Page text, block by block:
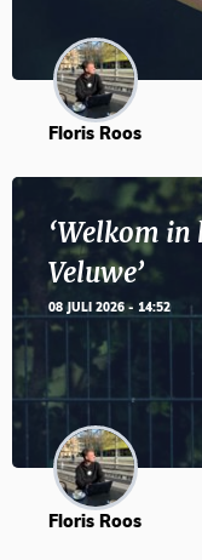
Floris Roos
‘Welkom in
Veluwe’
08 JULI 2026 - 14:52
Floris Roos